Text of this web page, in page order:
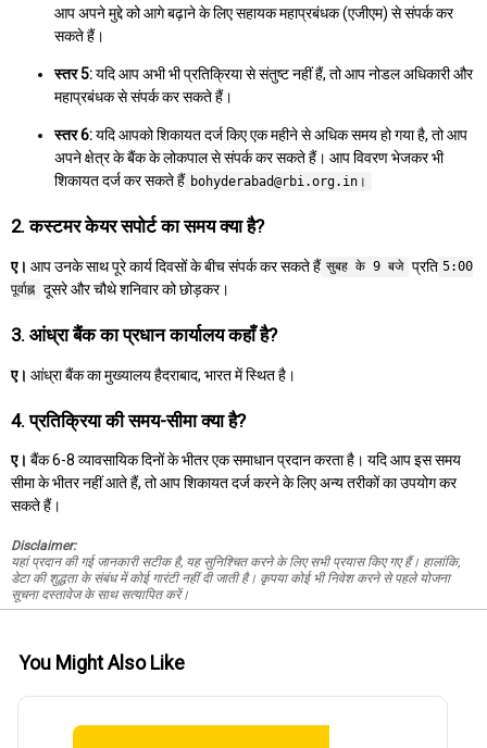
आप अपने मुद्दे को आगे बढ़ाने के लिए सहायक महाप्रबंधक (एजीएम) से संपर्क कर
सकते हैं।
स्तर 5:यदि आप अभी भी प्रतिक्रिया से संतुष्ट नहीं हैं, तो आप नोडल अधिकारी और
महाप्रबंधक से संपर्क कर सकते हैं।
स्तर 6:यदि आपको शिकायत दर्ज किए एक महीने से अधिक समय हो गया है, तो आप
अपने क्षेत्र के बैंक के लोकपाल से संपर्क कर सकते हैं। आप विवरण भेजकर भी
शिकायत दर्ज कर सकते हैं bohyderabad@rbi.org.in।
2. कस्टमर केयर सपोर्ट का समय क्या है?
ए। आप उनके साथ पूरे कार्य दिवसों के बीच संपर्क कर सकते हैं सुबह के 9 बजे प्रति 5:00
पूर्वाह्न दूसरे और चौथे शनिवार को छोड़कर।
3. आंध्रा बैंक का प्रधान कार्यालय कहाँ है?
ए। आंध्रा बैंक का मुख्यालय हैदराबाद, भारत में स्थित है।
4. प्रतिक्रिया की समय-सीमा क्या है?
ए। बैंक 6-8 व्यावसायिक दिनों के भीतर एक समाधान प्रदान करता है। यदि आप इस समय
सीमा के भीतर नहीं आते हैं, तो आप शिकायत दर्ज करने के लिए अन्य तरीकों का उपयोग कर
सकते हैं।
Disclaimer:
यहां प्रदान की गई जानकारी सटीक है, यह सुनिश्चित करने के लिए सभी प्रयास किए गए हैं। हालांकि,
डेटा की शुद्धता के संबंध में कोई गारंटी नहीं दी जाती है। कृपया कोई भी निवेश करने से पहले योजना
सूचना दस्तावेज के साथ सत्यापित करें।
You Might Also Like